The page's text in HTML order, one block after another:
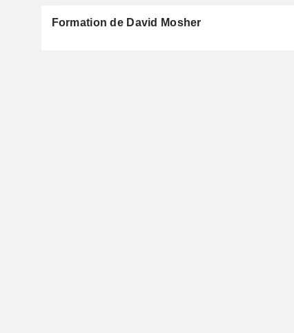
Formation de David Mosher